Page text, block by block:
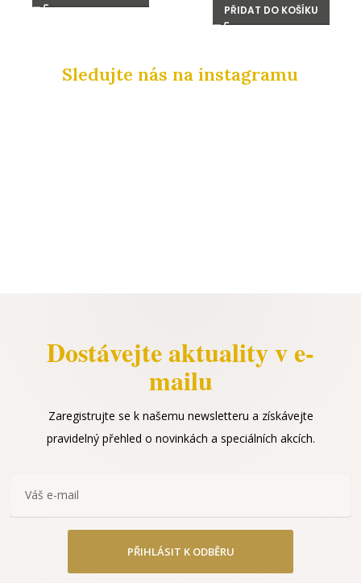
PŘIDAT DO KOŠÍKU
Sledujte nás na instagramu
Dostávejte aktuality v e-
mailu
Zaregistrujte se k našemu newsletteru a získávejte
pravidelný přehled o novinkách a speciálních akcích.
PŘIHLÁSIT K ODBĚRU